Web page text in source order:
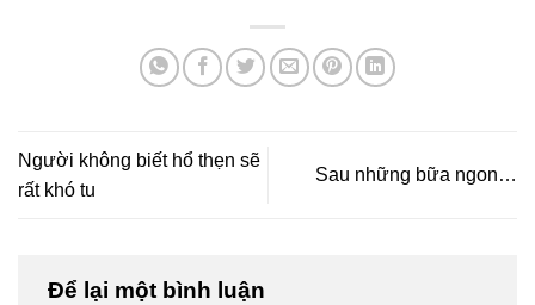
Người không biết hổ thẹn sẽ
rất khó tu
Sau những bữa ngon…
Để lại một bình luận